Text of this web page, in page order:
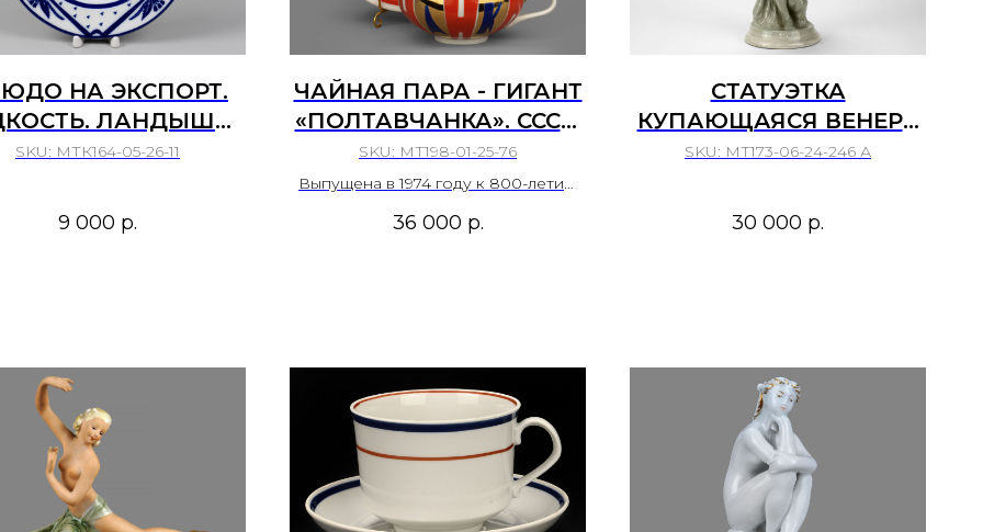
НА ЭКСПОРТ.
ЛАНДЫШИ.
СССР ЛФЗ, 1970-Е
SKU: МТК164-05-26-11
9 000 р.
ЧАЙНАЯ ПАРА - ГИГАНТ
«ПОЛТАВЧАНКА». СССР,
1965–1991 ГГ.
ПОЛТАВСКИЙ
ФАРФОРОВЫЙ ЗАВОД,
SKU: МТ198-01-25-76
Выпущена в 1974 году к 800-летию
36 000 р.
СТАТУЭТКА
КУПАЮЩАЯСЯ ВЕНЕРА
ЕВРОПА 70 80 Е ГОДЫ
SKU: МТ173-06-24-246 А
30 000 р.